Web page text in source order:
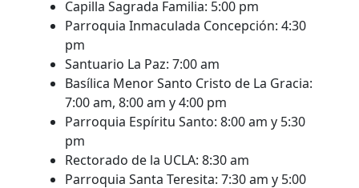
Capilla Sagrada Familia: 5:00 pm
Parroquia Inmaculada Concepción: 4:30
pm
Santuario La Paz: 7:00 am
Basílica Menor Santo Cristo de La Gracia:
7:00 am, 8:00 am y 4:00 pm
Parroquia Espíritu Santo: 8:00 am y 5:30
pm
Rectorado de la UCLA: 8:30 am
Parroquia Santa Teresita: 7:30 am y 5:00